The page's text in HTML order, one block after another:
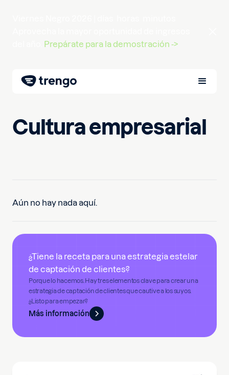
Prepárate para la demostración ->
Cultura empresarial
Aún no hay nada aquí.
¿Tiene la receta para una estrategia estelar
de captación de clientes?
Porque lo hacemos. Hay tres elementos clave para crear una
estrategia de captación de clientes que cautive a los suyos.
¿Listo para empezar?
Más información